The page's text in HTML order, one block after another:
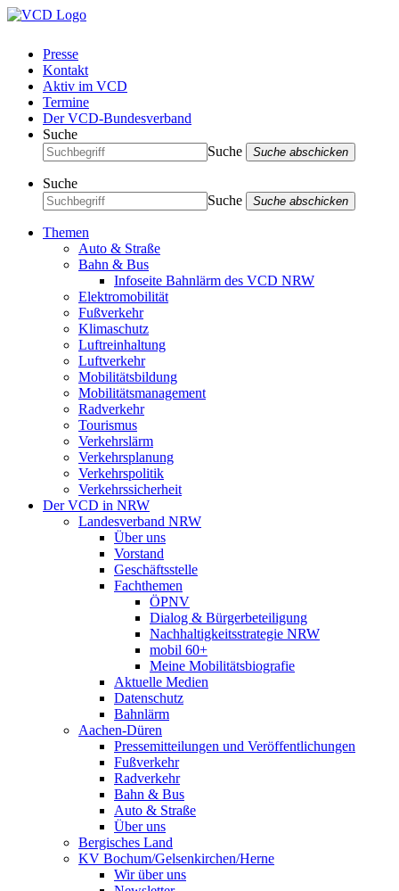
Presse
Kontakt
Aktiv im VCD
Termine
Der VCD-Bundesverband
Suche
Suche
Suche abschicken
Suche
Suche
Suche abschicken
Themen
Auto & Straße
Bahn & Bus
Infoseite Bahnlärm des VCD NRW
Elektromobilität
Fußverkehr
Klimaschutz
Luftreinhaltung
Luftverkehr
Mobilitätsbildung
Mobilitätsmanagement
Radverkehr
Tourismus
Verkehrslärm
Verkehrsplanung
Verkehrspolitik
Verkehrssicherheit
Der VCD in NRW
Landesverband NRW
Über uns
Vorstand
Geschäftsstelle
Fachthemen
ÖPNV
Dialog & Bürgerbeteiligung
Nachhaltigkeitsstrategie NRW
mobil 60+
Meine Mobilitätsbiografie
Aktuelle Medien
Datenschutz
Bahnlärm
Aachen-Düren
Pressemitteilungen und Veröffentlichungen
Fußverkehr
Radverkehr
Bahn & Bus
Auto & Straße
Über uns
Bergisches Land
KV Bochum/Gelsenkirchen/Herne
Wir über uns